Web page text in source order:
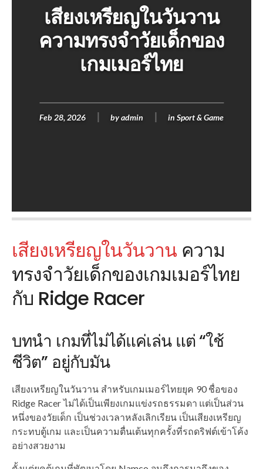
เสียงเหรียญในวันวาน
ความทรงจำวัยเด็กของ
เกมเมอร์ไทย
Feb 28, 2026 byadmin in Sport & Game
เสียงเหรียญในวันวาน ความ
ทรงจำวัยเด็กของเกมเมอร์ไทย
กับ Ridge Racer
บทนำ เกมที่ไม่ได้แค่เล่น แต่ “ใช้
ชีวิต” อยู่กับมัน
เสียงเหรียญในวันวาน สำหรับเกมเมอร์ไทยยุค 90 ชื่อของ
Ridge Racer ไม่ได้เป็นเพียงเกมแข่งรถธรรมดา แต่เป็นส่วน
หนึ่งของวัยเด็ก เป็นช่วงเวลาหลังเลิกเรียน เป็นเสียงเหรียญ
กระทบตู้เกม และเป็นความตื่นเต้นทุกครั้งที่รถดริฟต์เข้าโค้ง
อย่างสวยงาม